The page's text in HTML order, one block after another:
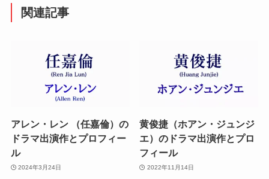
関連記事
アレン・レン （任嘉倫）の
ドラマ出演作とプロフィー
ル
2024年3月24日
黄俊捷（ホアン・ジュンジ
エ）のドラマ出演作とプロ
フィール
2022年11月14日